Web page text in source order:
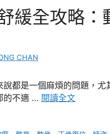
緩全攻略
CHAN
說都是一個麻煩的問題，
的不適 … 閱讀全文